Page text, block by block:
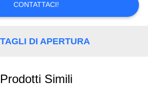
CONTATTACI!
DI APERTURA
Prodotti Simili